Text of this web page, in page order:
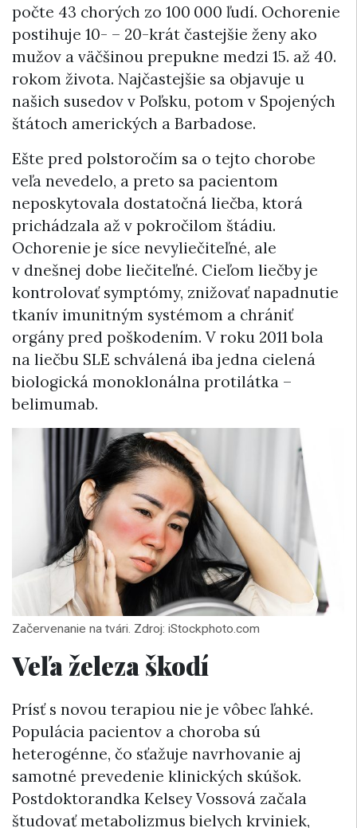
počte 43 chorých zo 100 000 ľudí. Ochorenie
postihuje 10- – 20-krát častejšie ženy ako
mužov a väčšinou prepukne medzi 15. až 40.
rokom života. Najčastejšie sa objavuje u
našich susedov v Poľsku, potom v Spojených
štátoch amerických a Barbadose.
Ešte pred polstoročím sa o tejto chorobe
veľa nevedelo, a preto sa pacientom
neposkytovala dostatočná liečba, ktorá
prichádzala až v pokročilom štádiu.
Ochorenie je síce nevyliečiteľné, ale
v dnešnej dobe liečiteľné. Cieľom liečby je
kontrolovať symptómy, znižovať napadnutie
tkanív imunitným systémom a chrániť
orgány pred poškodením. V roku 2011 bola
na liečbu SLE schválená iba jedna cielená
biologická monoklonálna protilátka –
belimumab.
Začervenanie na tvári. Zdroj: iStockphoto.com
Veľa železa škodí
Prísť s novou terapiou nie je vôbec ľahké.
Populácia pacientov a choroba sú
heterogénne, čo sťažuje navrhovanie aj
samotné prevedenie klinických skúšok.
Postdoktorandka Kelsey Vossová začala
študovať metabolizmus bielych krviniek,